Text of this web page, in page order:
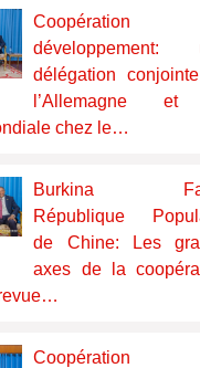
Coopération
développement:
délégation
l’Allemagne
chez le…
Burkina
République
de Chine: Les
axes de la
Coopération